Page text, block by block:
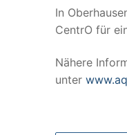
In
CentrO für
Nähere
unter